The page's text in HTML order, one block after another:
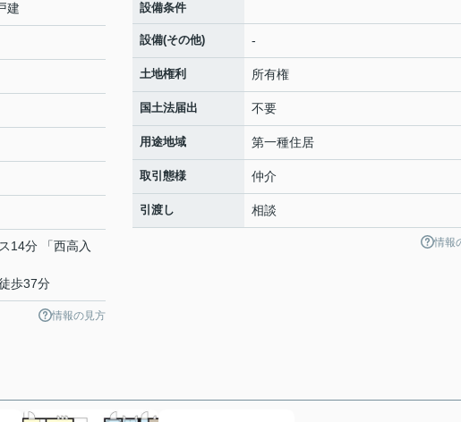
建
14分 「西高入
歩37分
情報の見方
設備条件
設備(その他) -
土地権利 所有権
国土法届出 不要
用途地域 第一種住居
取引態様 仲介
引渡し 相談
情報